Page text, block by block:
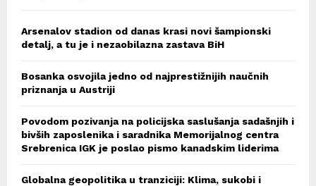
Arsenalov stadion od danas krasi novi šampionski
detalj, a tu je i nezaobilazna zastava BiH
Bosanka osvojila jedno od najprestižnijih naučnih
priznanja u Austriji
Povodom pozivanja na policijska saslušanja sadašnjih i
bivših zaposlenika i saradnika Memorijalnog centra
Srebrenica IGK je poslao pismo kanadskim liderima
Globalna geopolitika u tranziciji: Klima, sukobi i